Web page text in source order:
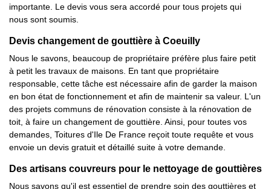
importante. Le devis vous sera accordé pour tous projets qui
nous sont soumis.
Devis changement de gouttière à Coeuilly
Nous le savons, beaucoup de propriétaire préfère plus faire petit
à petit les travaux de maisons. En tant que propriétaire
responsable, cette tâche est nécessaire afin de garder la maison
en bon état de fonctionnement et afin de maintenir sa valeur. L'un
des projets communs de rénovation consiste à la rénovation de
toit, à faire un changement de gouttière. Ainsi, pour toutes vos
demandes, Toitures d'Ile De France reçoit toute requête et vous
envoie un devis gratuit et détaillé suite à votre demande.
Des artisans couvreurs pour le nettoyage de gouttières
Nous savons qu'il est essentiel de prendre soin des gouttières et